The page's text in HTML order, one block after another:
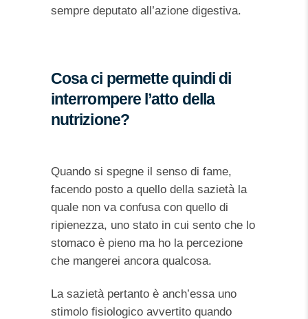
sempre deputato all’azione digestiva.
Cosa ci permette quindi di
interrompere l’atto della
nutrizione?
Quando si spegne il senso di fame,
facendo posto a quello della sazietà la
quale non va confusa con quello di
ripienezza, uno stato in cui sento che lo
stomaco è pieno ma ho la percezione
che mangerei ancora qualcosa.
La sazietà pertanto è anch’essa uno
stimolo fisiologico avvertito quando